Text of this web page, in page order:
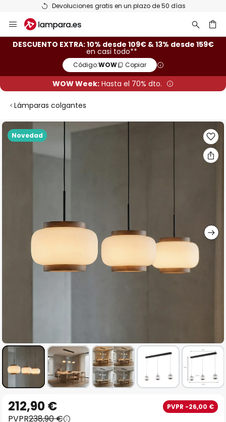
Devoluciones gratis en un plazo de 50 días
al
contenido
DESCUENTO EXTRA: 10% desde 109€ & 13% desde 159€
en casi todo**
Código:WOW Copiar
WOW Week: Hasta el 70% dto.
Lámparas colgantes
Novedad
Saltar
al
212,90 € PVPR -26,00 €
PVPR238,90 €